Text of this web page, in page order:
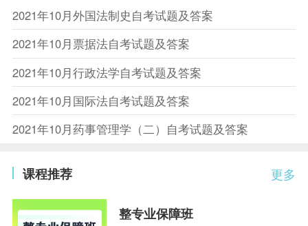
2021年10月外国法制史自考试题及答案
2021年10月票据法自考试题及答案
2021年10月行政法学自考试题及答案
2021年10月国际法自考试题及答案
2021年10月药事管理学（二）自考试题及答案
更多
课程推荐
整专业保障班